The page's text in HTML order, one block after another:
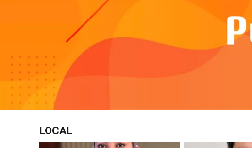
LOCAL